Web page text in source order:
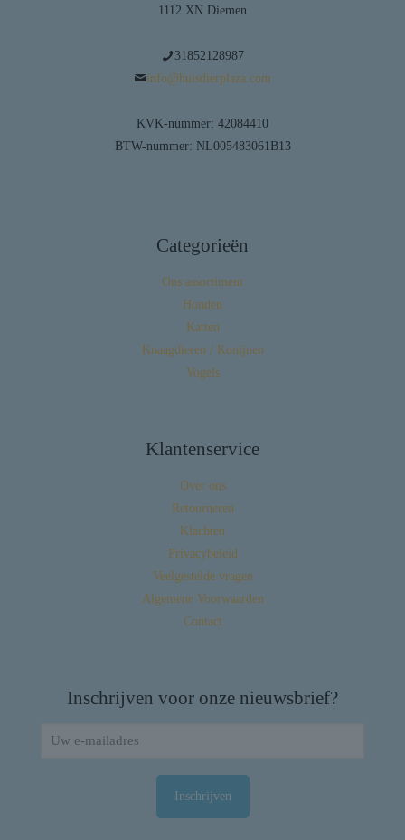
1112 XN Diemen
31852128987
info@huisdierplaza.com
KVK-nummer: 42084410
BTW-nummer: NL005483061B13
Categorieën
Ons assortiment
Honden
Katten
Knaagdieren / Konijnen
Vogels
Klantenservice
Over ons
Retourneren
Klachten
Privacybeleid
Veelgestelde vragen
Algemene Voorwaarden
Contact
Inschrijven voor onze nieuwsbrief?